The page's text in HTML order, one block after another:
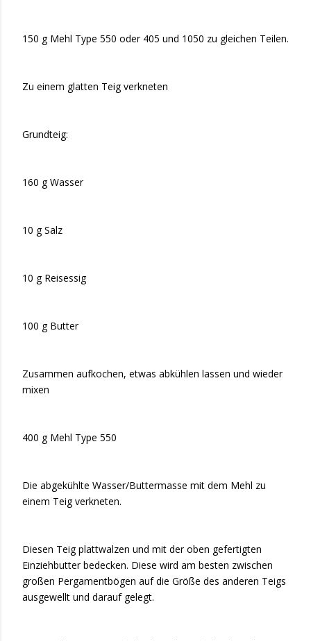
150 g Mehl Type 550 oder 405 und 1050 zu gleichen Teilen.
Zu einem glatten Teig verkneten
Grundteig:
160 g Wasser
10 g Salz
10 g Reisessig
100 g Butter
Zusammen aufkochen, etwas abkühlen lassen und wieder
mixen
400 g Mehl Type 550
Die abgekühlte Wasser/Buttermasse mit dem Mehl zu
einem Teig verkneten.
Diesen Teig plattwalzen und mit der oben gefertigten
Einziehbutter bedecken. Diese wird am besten zwischen
großen Pergamentbögen auf die Größe des anderen Teigs
ausgewellt und darauf gelegt.